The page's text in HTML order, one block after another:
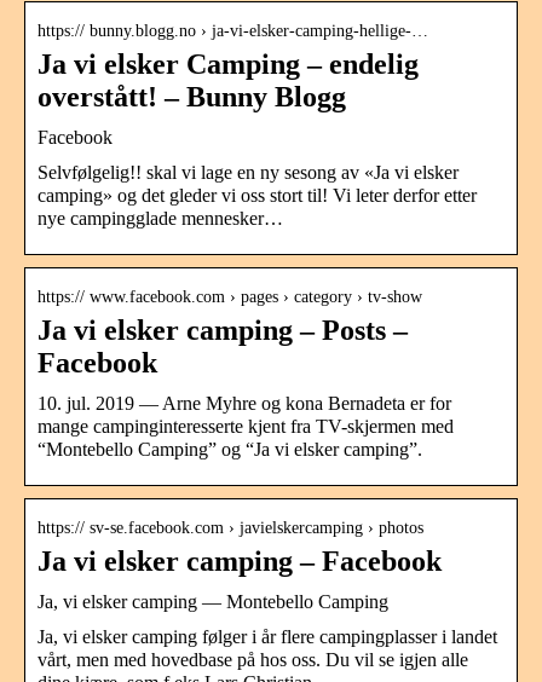
https:// bunny.blogg.no › ja-vi-elsker-camping-hellige-…
Ja vi elsker Camping – endelig
overstått! – Bunny Blogg
Facebook
Selvfølgelig!! skal vi lage en ny sesong av «Ja vi elsker
camping» og det gleder vi oss stort til! Vi leter derfor etter
nye campingglade mennesker…
https:// www.facebook.com › pages › category › tv-show
Ja vi elsker camping – Posts –
Facebook
10. jul. 2019 — Arne Myhre og kona Bernadeta er for
mange campinginteresserte kjent fra TV-skjermen med
“Montebello Camping” og “Ja vi elsker camping”.
https:// sv-se.facebook.com › javielskercamping › photos
Ja vi elsker camping – Facebook
Ja, vi elsker camping — Montebello Camping
Ja, vi elsker camping følger i år flere campingplasser i landet
vårt, men med hovedbase på hos oss. Du vil se igjen alle